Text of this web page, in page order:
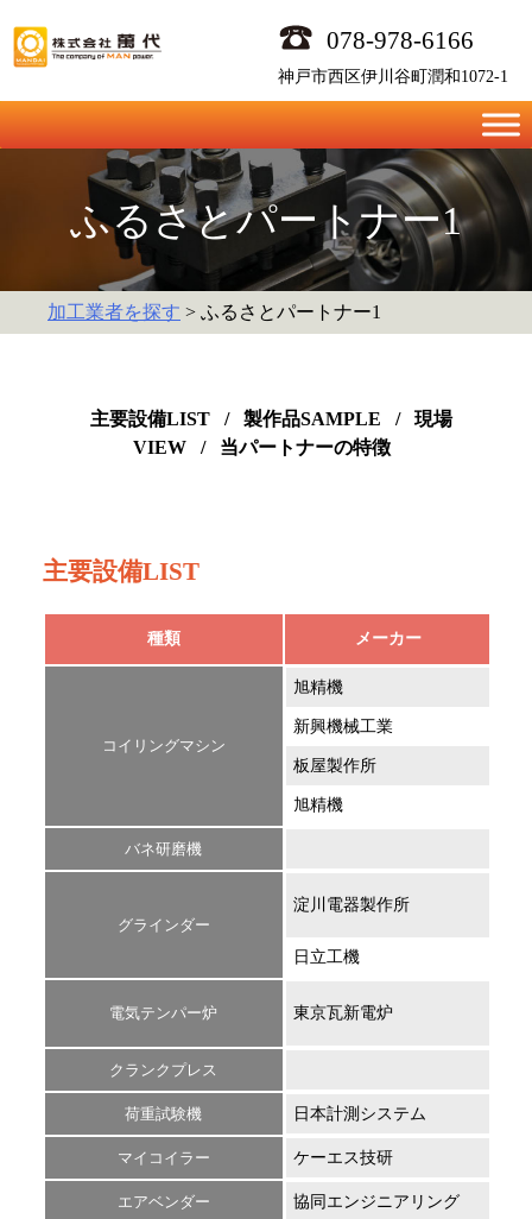
content
078-978-6166
神戸市西区伊川谷町潤和1072-1
ふるさとパートナー1
加工業者を探す > ふるさとパートナー1
主要設備LIST / 製作品SAMPLE /
現場
VIEW
/ 当パートナーの特徴
主要設備LIST
種類 メーカー
コイリングマシン
旭精機
新興機械工業
板屋製作所
旭精機
バネ研磨機
グラインダー
淀川電器製作所
日立工機
電気テンパー炉 東京瓦新電炉
クランクプレス
荷重試験機 日本計測システム
マイコイラー ケーエス技研
エアベンダー 協同エンジニアリング